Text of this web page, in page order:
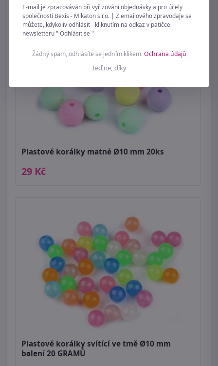
Plastové korálky matné Ø10 mm 20ks
29 Kč
Plastové korálky svítící ve tmě Ø10 mm
balení 20 GRAMŮ
E-mail je zpracováván při vyřizování objednávky a pro účely
společnosti Bexis - Mikaton s.r.o. | Z emailového zpravodaje se
můžete, kdykoliv odhlásit - kliknutím na odkaz v patičce
newsletteru " Odhlásit se "
Žádný spam, odhlásíte se jedním klikem.Ochrana údajů
Teď ne, díky